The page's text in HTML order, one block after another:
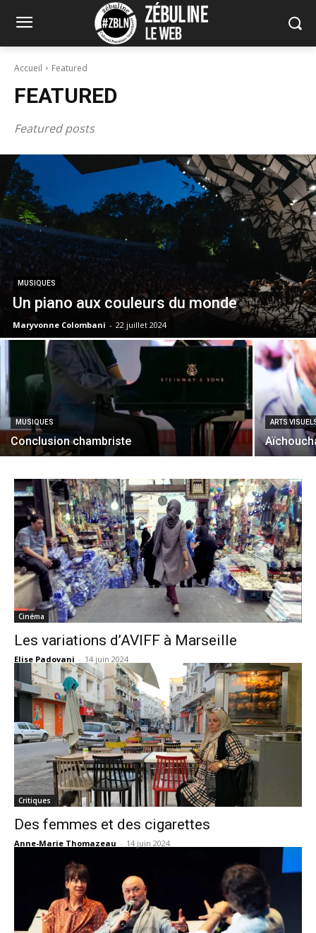
Accueil Featured
FEATURED
Featured posts
MUSIQUES
Un piano aux couleurs du monde
Maryvonne Colombani - 22 juillet 2024
MUSIQUES
Conclusion chambriste
ARTS
Cinéma
Les variations d’AVIFF à Marseille
Elise Padovani - 14 juin 2024
Critiques
Des femmes et des cigarettes
Anne-Marie Thomazeau - 14 juin 2024